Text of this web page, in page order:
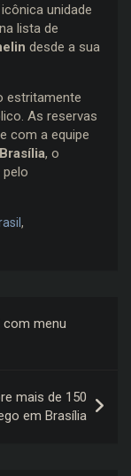
unidade
lista de
desde a sua
estritamente
As reservas
com a equipe
, o
,
com menu
mais de 150
em Brasília